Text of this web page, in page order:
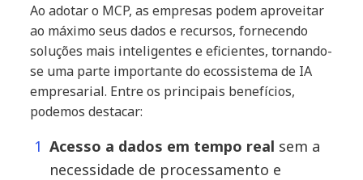
Ao adotar o MCP, as empresas podem aproveitar
ao máximo seus dados e recursos, fornecendo
soluções mais inteligentes e eficientes, tornando-
se uma parte importante do ecossistema de IA
empresarial. Entre os principais benefícios,
podemos destacar:
Acesso a dados em tempo real sem a
necessidade de processamento e